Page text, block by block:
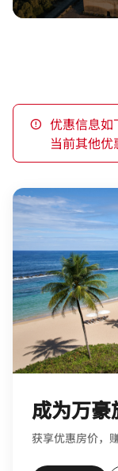
优惠信息如
当前其他优
成为万豪
获享优惠房价，